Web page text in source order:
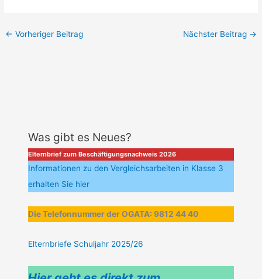
← Vorheriger Beitrag Nächster Beitrag →
Was gibt es Neues?
Elternbrief zum Beschäftigungsnachweis 2026
Informationen zu den Vergleichsarbeiten in Klasse 3
erhalten Sie hier
Die Telefonnummer der OGATA: 9812 44 40
Elternbriefe Schuljahr 2025/26